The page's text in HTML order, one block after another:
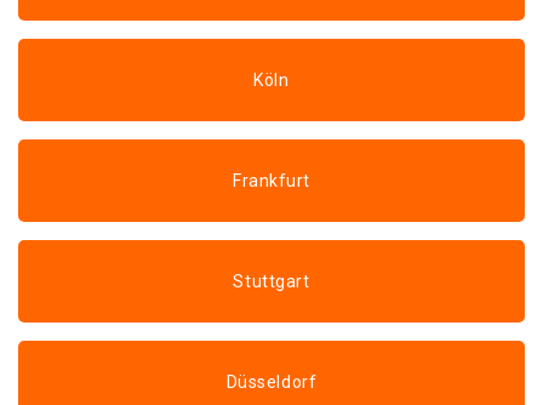
Köln
Frankfurt
Stuttgart
Düsseldorf